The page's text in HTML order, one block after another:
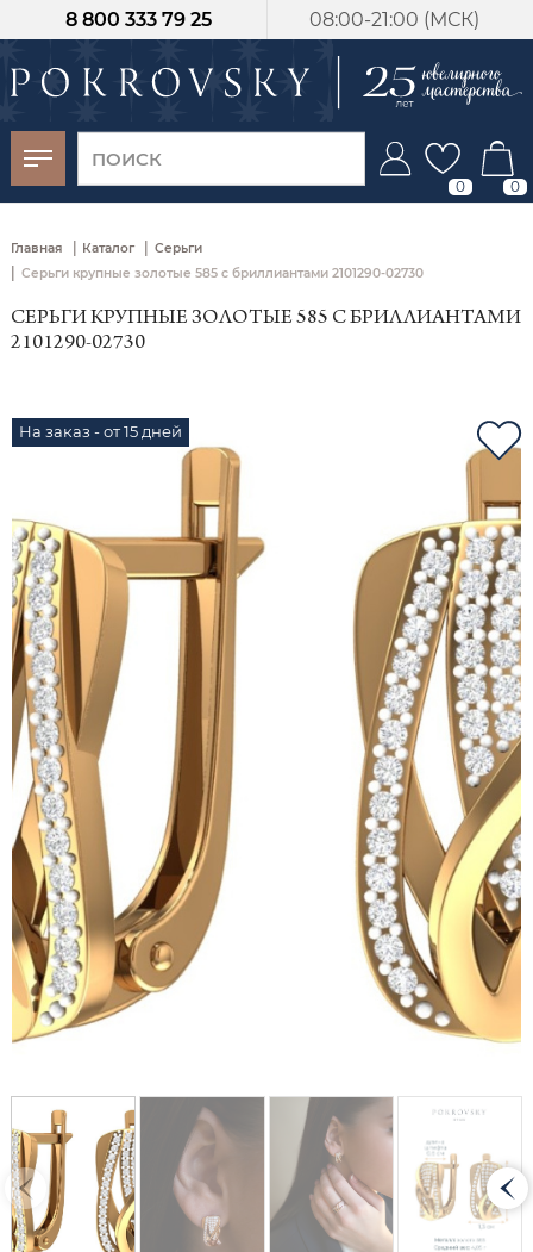
08:00-21:00 (МСК)
8 800 333 79 25
0 0
Главная | Каталог | Серьги
| Серьги крупные золотые 585 с бриллиантами 2101290-02730
СЕРЬГИ КРУПНЫЕ ЗОЛОТЫЕ 585 С БРИЛЛИАНТАМИ
2101290-02730
На заказ - от 15 дней
-30%
от 15 дней с
момента оплаты